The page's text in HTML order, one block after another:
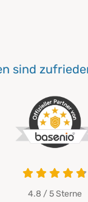
sind
4.8 / 5Sterne